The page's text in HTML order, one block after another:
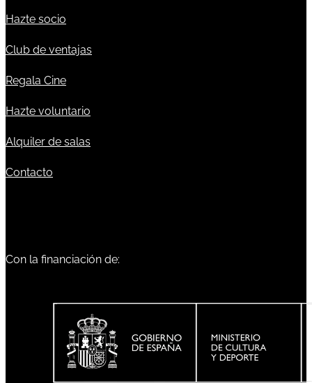
Hazte socio
Club de ventajas
Regala Cine
Hazte voluntario
Alquiler de salas
Contacto
Con la financiación de: